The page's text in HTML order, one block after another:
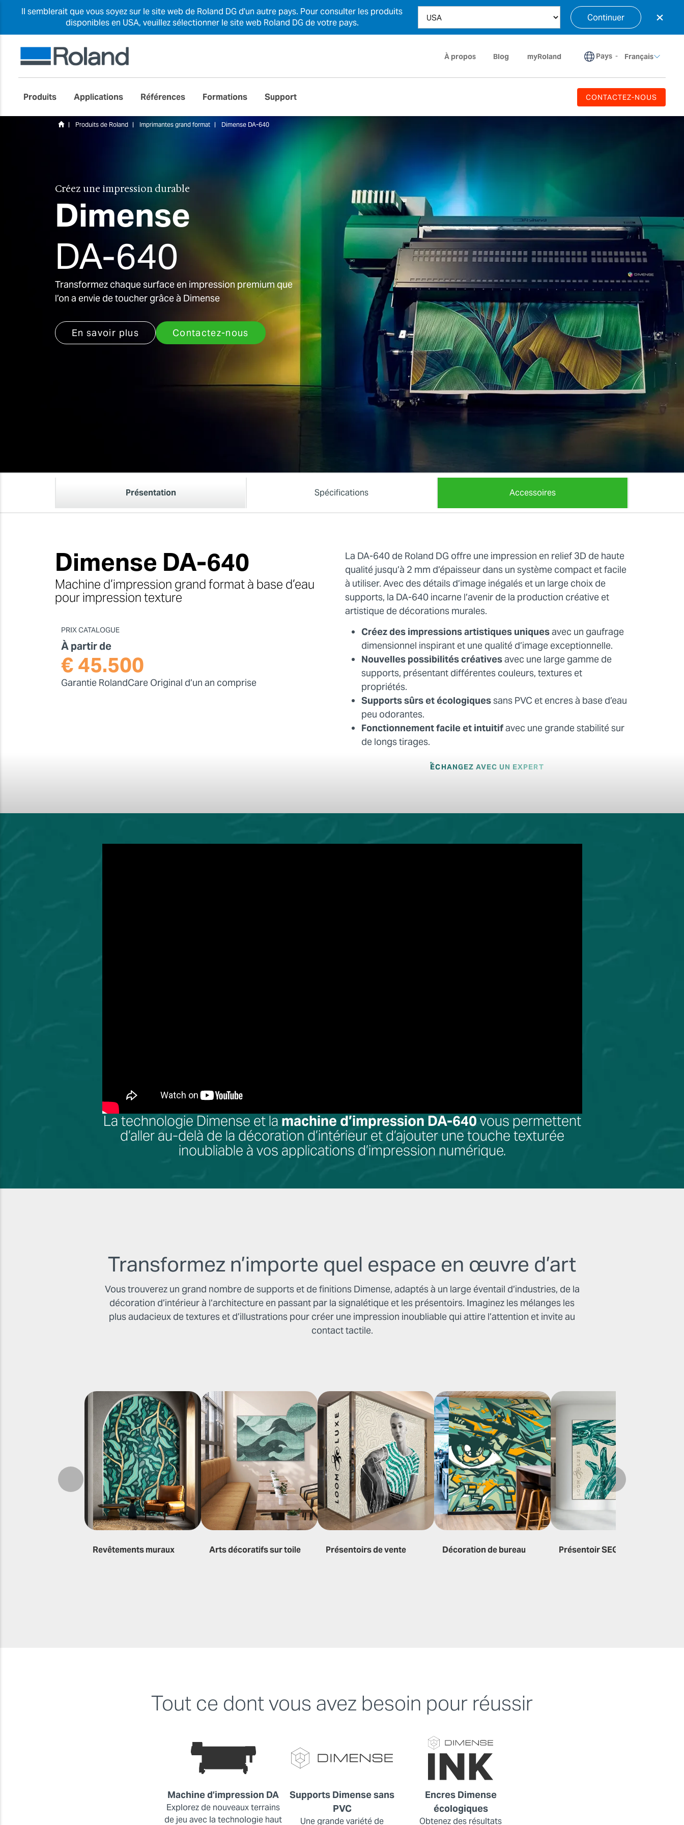
Il semblerait que vous soyez sur le site web de Roland DG d'un autre pays. Pour consulter les produits
disponibles en USA, veuillez sélectionner le site web Roland DG de votre pays.
Continuer ×
À propos Blog myRoland Pays - Français
Produits Applications Références Formations Support CONTACTEZ-NOUS
Produits de Roland Imprimantes grand format Dimense DA-640
Créez une impression durable
Dimense
DA-640
Transformez chaque surface en impression premium que
l’on a envie de toucher grâce à Dimense
En savoir plus Contactez-nous
Présentation Spécifications Accessoires
Dimense DA-640
Machine d’impression grand format à base d’eau
pour impression texture
PRIX CATALOGUE
À partir de
€ 45.500
Garantie RolandCare Original d’un an comprise
La DA-640 de Roland DG offre une impression en relief 3D de haute
qualité jusqu’à 2 mm d’épaisseur dans un système compact et facile
à utiliser. Avec des détails d’image inégalés et un large choix de
supports, la DA-640 incarne l’avenir de la production créative et
artistique de décorations murales.
Créez des impressions artistiques uniquesavec un gaufrage
dimensionnel inspirant et une qualité d’image exceptionnelle.
Nouvelles possibilités créativesavec une large gamme de
supports, présentant différentes couleurs, textures et
propriétés.
Supports sûrs et écologiquessans PVC et encres à base d’eau
peu odorantes.
Fonctionnement facile et intuitifavec une grande stabilité sur
de longs tirages.
ÉCHANGEZ AVEC UN EXPERT
La technologie Dimense et la machine d’impression DA-640 vous permettent
d’aller au-delà de la décoration d’intérieur et d’ajouter une touche texturée
inoubliable à vos applications d’impression numérique.
Transformez n’importe quel espace en œuvre d’art
Vous trouverez un grand nombre de supports et de finitions Dimense, adaptés à un large éventail d’industries, de la
décoration d’intérieur à l’architecture en passant par la signalétique et les présentoirs. Imaginez les mélanges les
plus audacieux de textures et d’illustrations pour créer une impression inoubliable qui attire l’attention et invite au
contact tactile.
Revêtements muraux Arts décoratifs sur toile Présentoirs de vente Décoration de bureau Présentoir SEG
Précédent Suivant
Tout ce dont vous avez besoin pour réussir
Machine d’impression DA
Explorez de nouveaux terrains
de jeu avec la technologie haut
Supports Dimense sans
PVC
Une grande variété de
Encres Dimense
écologiques
Obtenez des résultats